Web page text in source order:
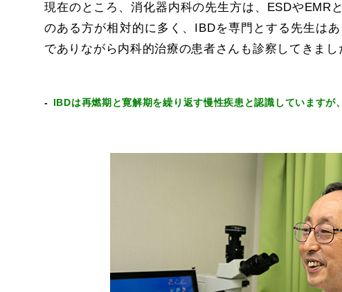
現在のところ、消化器内科の先生方は、ESDやEMR
のある方が相対的に多く、IBDを専門とする先生は
でありながら内科的治療の患者さんも診察してきまし
IBDは再燃期と寛解期を繰り返す慢性疾患と認識していますが